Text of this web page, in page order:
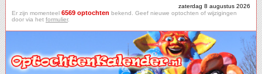
zaterdag 8 augustus 2026
Er zijn momenteel 6569 optochten bekend. Geef nieuwe optochten of wijzigingen
door via het formulier.